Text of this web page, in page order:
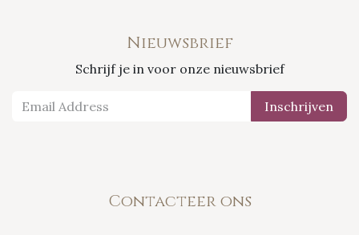
Nieuwsbrief
Schrijf je in voor onze nieuwsbrief
Inschrijven
Contacteer ons